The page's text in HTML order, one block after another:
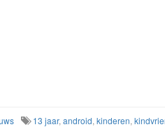
13 jaar, android, kinderen,